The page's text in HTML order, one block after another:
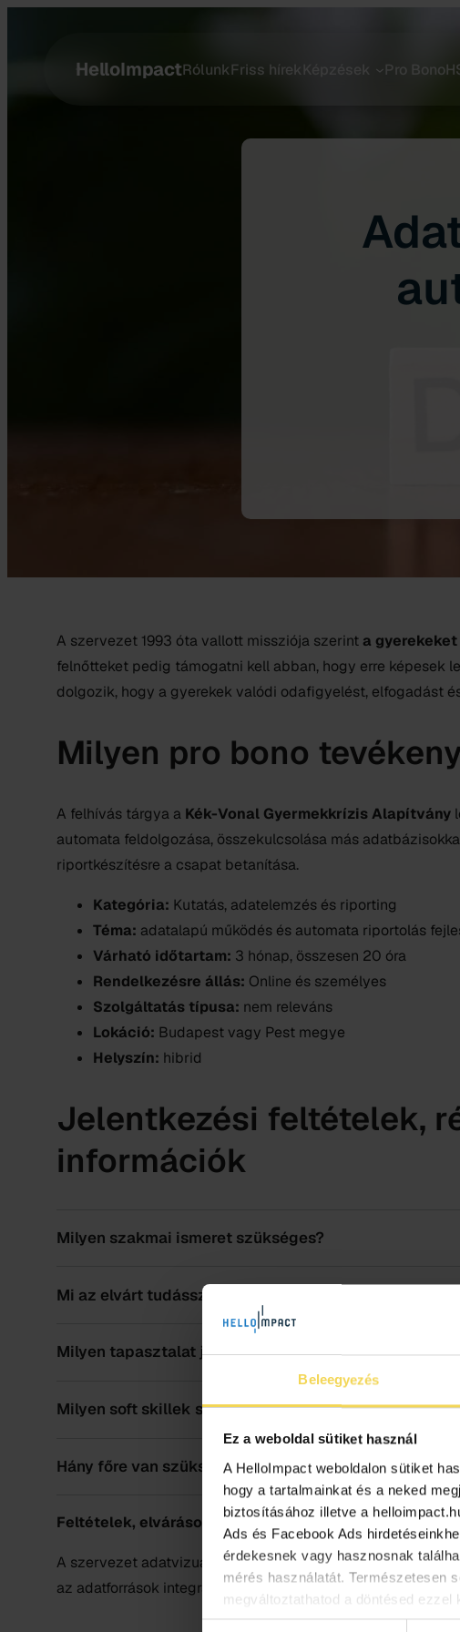
Beleegyezés
Ez a weboldal sütiket használ
A HelloImpact weboldalon sütiket
hogy a tartalmainkat és a neked
biztosításához illetve a
Ads és Facebook Ads
érdekesnek vagy hasznosnak
mérés használatát. Természetesen
megváltoztathatod a döntésed
HelloImpactRólunkFriss hírek Képzések Pro Bono
A szervezet 1993 óta vallott missziója szerint a
felnőtteket pedig támogatni kell abban, hogy erre képesek
dolgozik, hogy a gyerekek valódi odafigyelést, elfogadást
Milyen pro bono
A felhívás tárgya a Kék-Vonal Gyermekkrízis Alapítvány
automata feldolgozása, összekulcsolása más
riportkészítésre a csapat betanítása.
Kategória: Kutatás, adatelemzés és riporting
Téma: adatalapú működés és automata riportolás
Várható időtartam: 3 hónap, összesen 20 óra
Rendelkezésre állás: Online és személyes
Szolgáltatás típusa: nem releváns
Lokáció: Budapest vagy Pest megye
Helyszín: hibrid
Jelentkezési feltételek,
információk
Milyen szakmai ismeret szükséges?
Mi az elvárt tudásszint?
Milyen tapasztalat jelent előnyt?
Milyen soft skillek szükségesek?
Hány főre van szükség?
Feltételek, elvárások:
A szervezet adatvizualizációs és riporting megoldásainak
az adatforrások integrálásában, az automatizált riportok